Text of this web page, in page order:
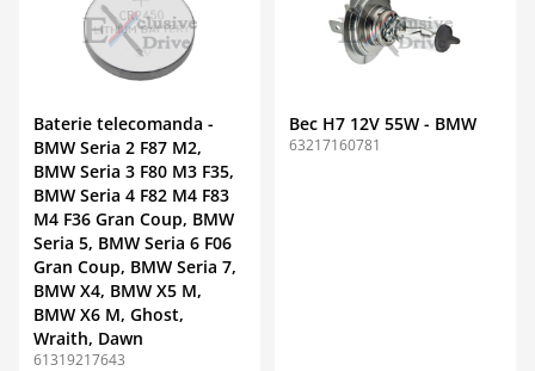
Baterie telecomanda -
BMW Seria 2 F87 M2,
BMW Seria 3 F80 M3 F35,
BMW Seria 4 F82 M4 F83
M4 F36 Gran Coup, BMW
Seria 5, BMW Seria 6 F06
Gran Coup, BMW Seria 7,
BMW X4, BMW X5 M,
BMW X6 M, Ghost,
Wraith, Dawn
61319217643
Bec H7 12V 55W - BMW
63217160781